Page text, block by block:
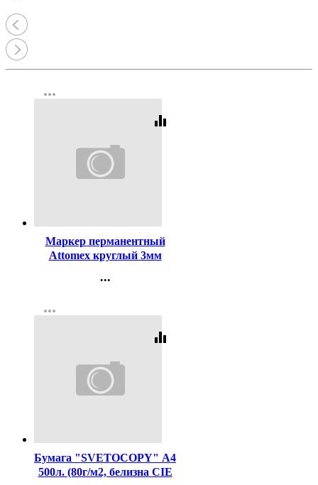
more_horiz
equalizer
Маркер перманентный
Attomex круглый 3мм
...
Регистрация
more_horiz
equalizer
Бумага "SVETOCOPY" А4
500л. (80г/м2, белизна CIE